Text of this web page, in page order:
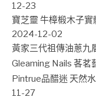
12-23
寶芝靈 牛樟椴木子
2024-12-02
黃家三代祖傳油蔥九
Gleaming Nails 茖茗
Pintrue品醋迷 天然
11-27